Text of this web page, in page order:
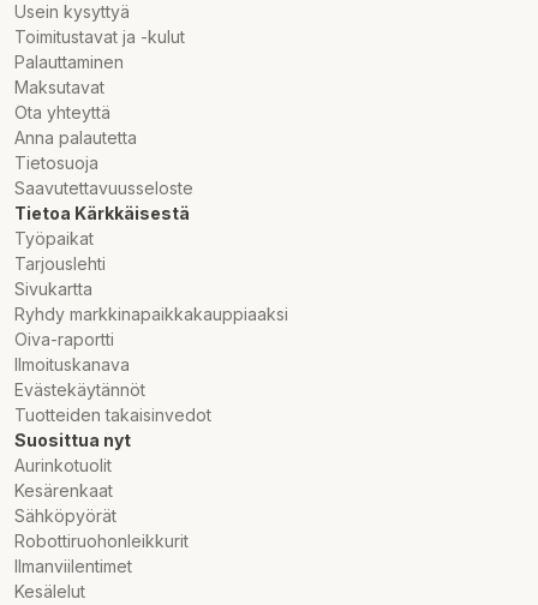
Usein kysyttyä
Toimitustavat ja -kulut
Palauttaminen
Maksutavat
Ota yhteyttä
Anna palautetta
Tietosuoja
Saavutettavuusseloste
Tietoa Kärkkäisestä
Työpaikat
Tarjouslehti
Sivukartta
Ryhdy markkinapaikkakauppiaaksi
Oiva-raportti
Ilmoituskanava
Evästekäytännöt
Tuotteiden takaisinvedot
Suosittua nyt
Aurinkotuolit
Kesärenkaat
Sähköpyörät
Robottiruohonleikkurit
Ilmanviilentimet
Kesälelut